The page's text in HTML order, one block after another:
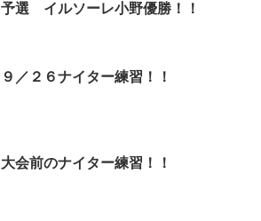
予選 イルソーレ小野優勝！！
９／２６ナイター練習！！
大会前のナイター練習！！